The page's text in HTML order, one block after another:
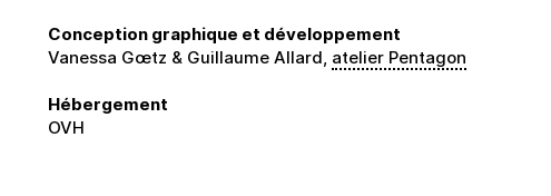
Conception graphique et développement
Vanessa Gœtz & Guillaume Allard, atelier Pentagon
Hébergement
OVH